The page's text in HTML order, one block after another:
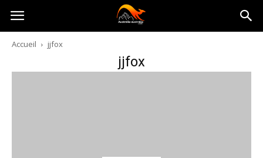
Australia-
australie.com
Accueil jjfox
jjfox